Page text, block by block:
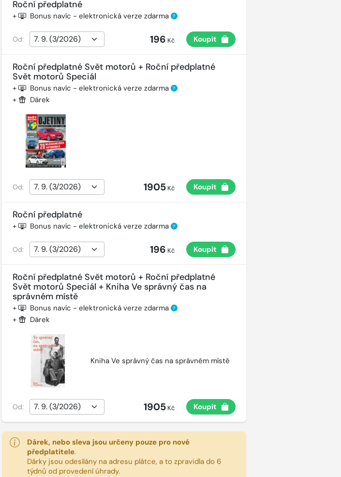
Roční předplatné
+ Bonus navíc - elektronická verze zdarma ?
Od: 196 Kč Koupit
Roční předplatné Svět motorů + Roční předplatné
Svět motorů Speciál
+ Bonus navíc - elektronická verze zdarma ?
+ Dárek
Od: 1905Kč Koupit
Roční předplatné
+ Bonus navíc - elektronická verze zdarma ?
Od: 196 Kč Koupit
Roční předplatné Svět motorů + Roční předplatné
Svět motorů Speciál + Kniha Ve správný čas na
správném místě
+ Bonus navíc - elektronická verze zdarma ?
+ Dárek
Kniha Ve správný čas na správném místě
Od: 1905Kč Koupit
Dárek, nebo sleva jsou určeny pouze pro nové
předplatitele.
Dárky jsou odesílány na adresu plátce, a to zpravidla do 6
týdnů od provedení úhrady.